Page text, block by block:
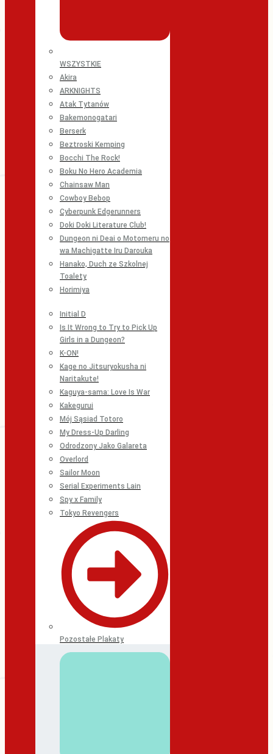
WSZYSTKIE
Akira
ARKNIGHTS
Atak Tytanów
Bakemonogatari
Berserk
Beztroski Kemping
Bocchi The Rock!
Boku No Hero Academia
Chainsaw Man
Cowboy Bebop
Cyberpunk Edgerunners
Doki Doki Literature Club!
Dungeon ni Deai o Motomeru no
wa Machigatte Iru Darouka
Hanako, Duch ze Szkolnej
Toalety
Horimiya
Initial D
Is It Wrong to Try to Pick Up
Girls in a Dungeon?
K-ON!
Kage no Jitsuryokusha ni
Naritakute!
Kaguya-sama: Love Is War
Kakegurui
Mój Sąsiad Totoro
My Dress-Up Darling
Odrodzony Jako Galareta
Overlord
Sailor Moon
Serial Experiments Lain
Spy x Family
Tokyo Revengers
Pozostałe Plakaty